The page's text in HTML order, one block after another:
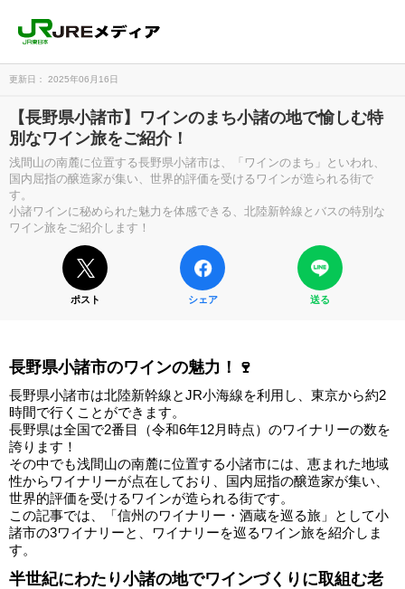
更新日： 2025年06月16日
【長野県小諸市】ワインのまち小諸の地で愉しむ特
別なワイン旅をご紹介！
浅間山の南麓に位置する長野県小諸市は、「ワインのまち」といわれ、
国内屈指の醸造家が集い、世界的評価を受けるワインが造られる街で
す。
小諸ワインに秘められた魅力を体感できる、北陸新幹線とバスの特別な
ワイン旅をご紹介します！
ポスト シェア 送る
長野県小諸市のワインの魅力！🍷
長野県小諸市は北陸新幹線とJR小海線を利用し、東京から約2
時間で行くことができます。
長野県は全国で2番目（令和6年12月時点）のワイナリーの数を
誇ります！
その中でも浅間山の南麓に位置する小諸市には、恵まれた地域
性からワイナリーが点在しており、国内屈指の醸造家が集い、
世界的評価を受けるワインが造られる街です。
この記事では、「信州のワイナリー・酒蔵を巡る旅」として小
諸市の3ワイナリーと、ワイナリーを巡るワイン旅を紹介しま
す。
半世紀にわたり小諸の地でワインづくりに取組む老